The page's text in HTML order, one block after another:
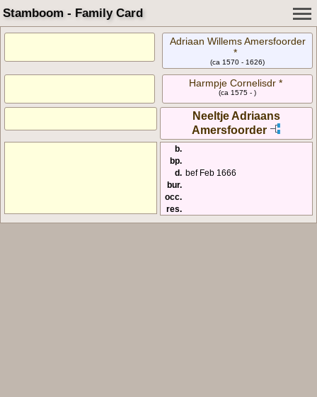
Stamboom - Family Card
Adriaan Willems Amersfoorder
*
(ca 1570 - 1626)
Harmpje Cornelisdr *
(ca 1575 - )
Neeltje Adriaans
Amersfoorder
b.
bp.
d. bef Feb 1666
bur.
occ.
res.